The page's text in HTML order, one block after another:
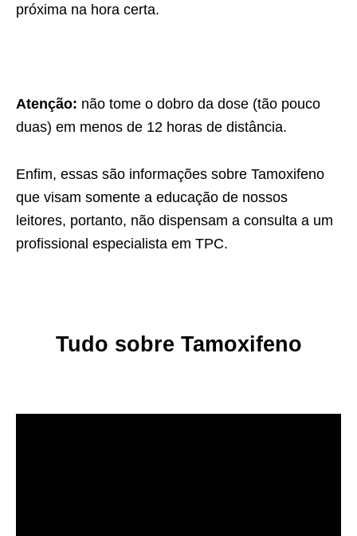
próxima na hora certa.
Atenção: não tome o dobro da dose (tão pouco
duas) em menos de 12 horas de distância.
Enfim, essas são informações sobre Tamoxifeno
que visam somente a educação de nossos
leitores, portanto, não dispensam a consulta a um
profissional especialista em TPC.
Tudo sobre Tamoxifeno